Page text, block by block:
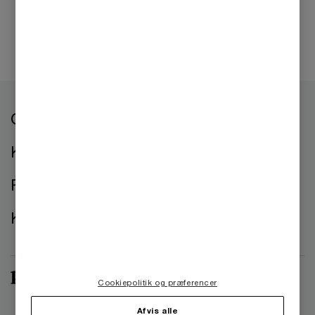
Om os
Kontorer
Presse
Kontakt os
Afvis alle
Cookiepolitik og præferencer